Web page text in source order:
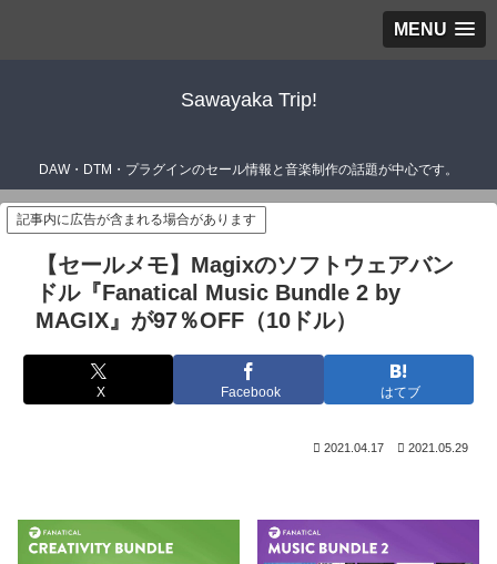
MENU
Sawayaka Trip!
DAW・DTM・プラグインのセール情報と音楽制作の話題が中心です。
記事内に広告が含まれる場合があります
【セールメモ】Magixのソフトウェアバン
ドル『Fanatical Music Bundle 2 by
MAGIX』が97％OFF（10ドル）
X Facebook はてブ
2021.04.17 2021.05.29